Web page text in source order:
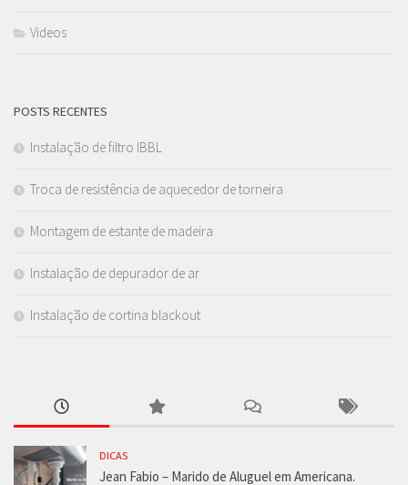
Videos
POSTS RECENTES
Instalação de filtro IBBL
Troca de resistência de aquecedor de torneira
Montagem de estante de madeira
Instalação de depurador de ar
Instalação de cortina blackout
DICAS
Jean Fabio – Marido de Aluguel em Americana.